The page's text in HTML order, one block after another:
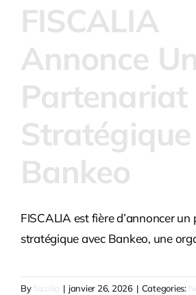
FISCALIA
Annonce Un
Partenariat
Bankeo
FISCALIA est fière d’annoncer
stratégique avec Bankeo, une
By fiscalia | janvier 26, 2026 | Categories: